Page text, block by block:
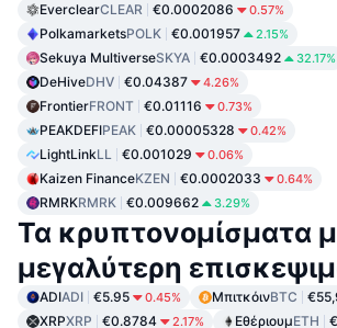
EverclearCLEAR €0.0002086 0.57%
PolkamarketsPOLK €0.001957 2.15%
Sekuya MultiverseSKYA €0.0003492 32.17%
DeHiveDHV €0.04387 4.26%
FrontierFRONT €0.01116 0.73%
PEAKDEFIPEAK €0.00005328 0.42%
LightLinkLL €0.001029 0.06%
Kaizen FinanceKZEN €0.0002033 0.64%
RMRKRMRK €0.009662 3.29%
Τα κρυπτονομίσματα
μεγαλύτερη
ADIADI €5.95 0.45% ΜπιτκόινBTC
XRPXRP €0.8784 2.17% ΕθέριουμETH